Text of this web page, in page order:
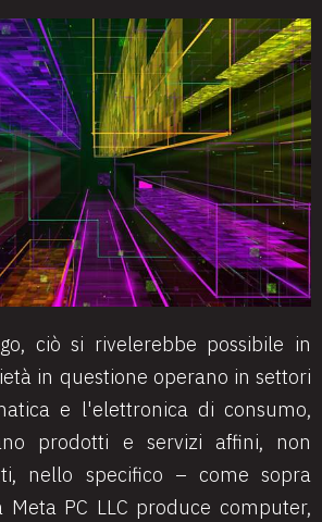
ciò si rivelerebbe possibile in
in questione operano in settori
e l'elettronica di consumo,
prodotti e servizi affini, non
nello specifico – come sopra
PC LLC produce computer,